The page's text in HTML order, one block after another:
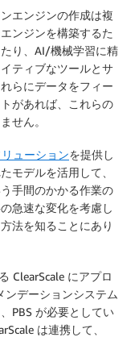
エンジンの作成は複
ンジンを構築するた
り、AI/機械学習に精
ティブなツールとサ
らにデータをフィー
があれば、これらの
せん。
ューションを提供し
モデルを活用して、
手間のかかる作業の
急速な変化を考慮し
法を知ることにあり
ClearScale にアプロ
ンデーションシステム
PBS が必要としてい
は連携して、